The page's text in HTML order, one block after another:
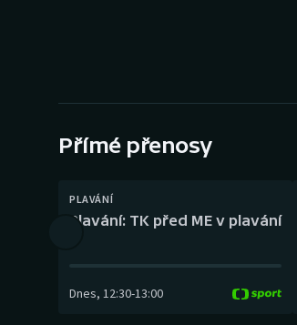
Přímé přenosy
PLAVÁNÍ
Plavání: TK před ME v plavání
Dnes, 12:30-13:00